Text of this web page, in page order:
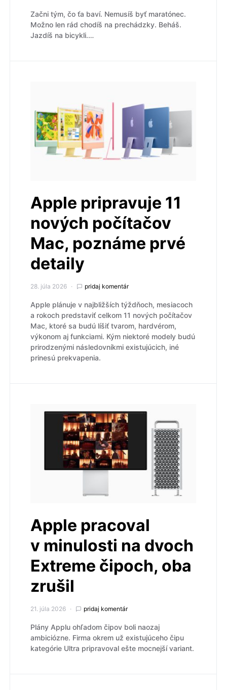
Začni tým, čo ťa baví. Nemusíš byť maratónec.
Možno len rád chodíš na prechádzky. Beháš.
Jazdíš na bicykli.…
Apple pripravuje 11
nových počítačov
Mac, poznáme prvé
detaily
28. júla 2026 pridaj komentár
Apple plánuje v najbližších týždňoch, mesiacoch
a rokoch predstaviť celkom 11 nových počítačov
Mac, ktoré sa budú líšiť tvarom, hardvérom,
výkonom aj funkciami. Kým niektoré modely budú
prirodzenými následovníkmi existujúcich, iné
prinesú prekvapenia.
Apple pracoval
v minulosti na dvoch
Extreme čipoch, oba
zrušil
21. júla 2026 pridaj komentár
Plány Applu ohľadom čipov boli naozaj
ambiciózne. Firma okrem už existujúceho čipu
kategórie Ultra pripravoval ešte mocnejší variant.